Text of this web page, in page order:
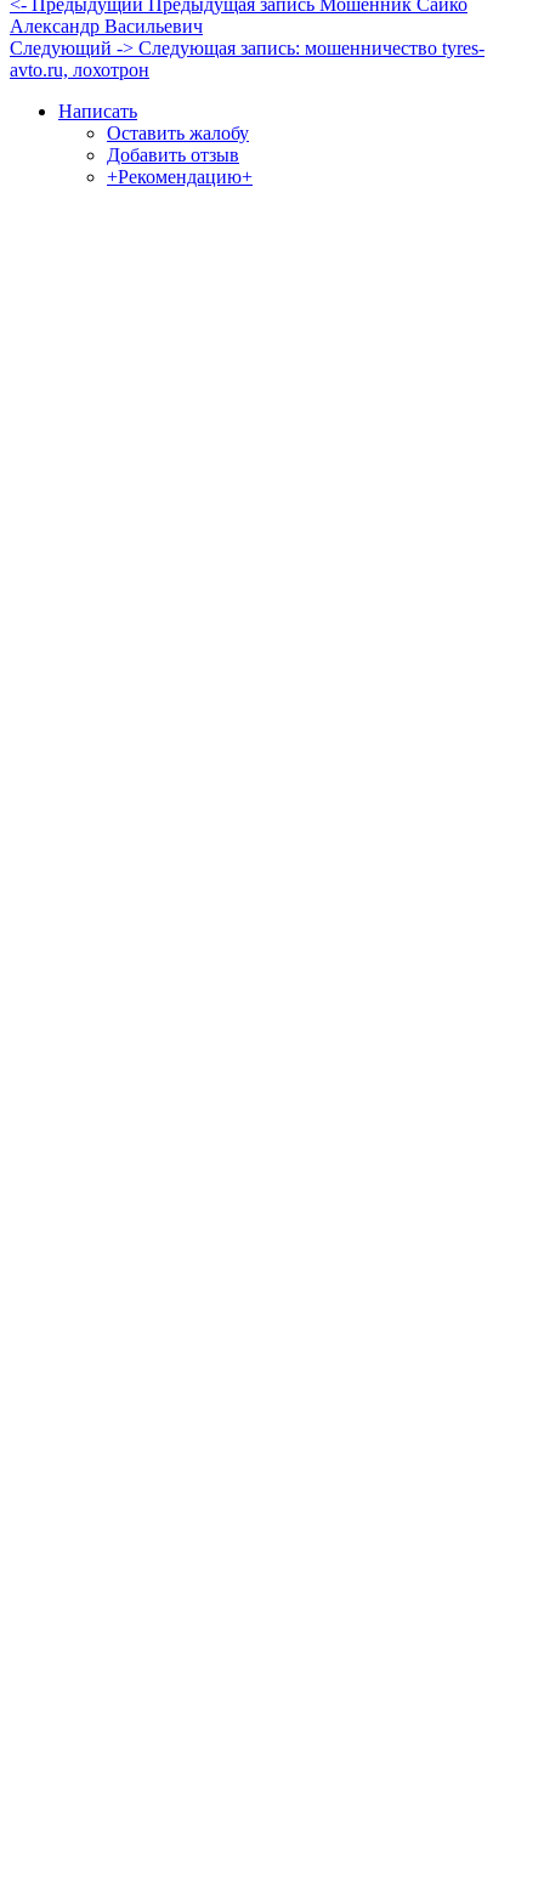
<- Предыдущий Предыдущая запись Мошенник Сайко
Александр Васильевич
Следующий -> Следующая запись: мошенничество tyres-
avto.ru, лохотрон
Написать
Оставить жалобу
Добавить отзыв
+Рекомендацию+